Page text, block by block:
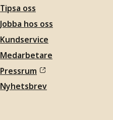
Tipsa oss
Jobba hos oss
Kundservice
Medarbetare
Pressrum
Nyhetsbrev